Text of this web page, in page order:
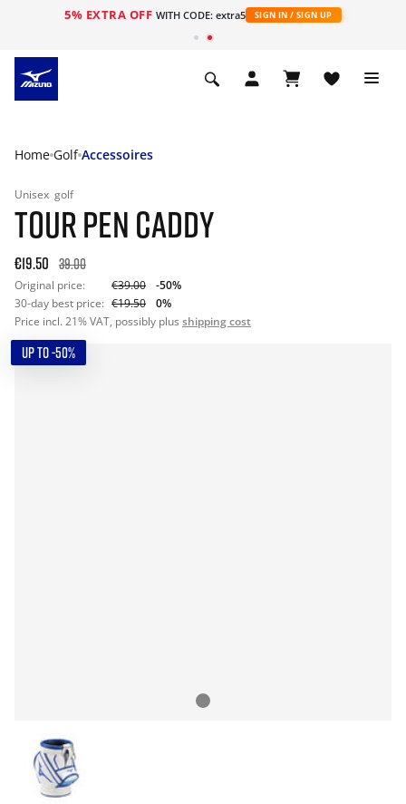
5% EXTRA OFF WITH CODE: extra5 SIGN IN / SIGN UP
Home Golf Accessoires
Unisex golf
TOUR PEN CADDY
€19.50 39.00
Original price: €39.00
-50%
30-day best price: €19.50
0%
Price incl. 21% VAT, possibly plus shipping cost
UP TO -50%